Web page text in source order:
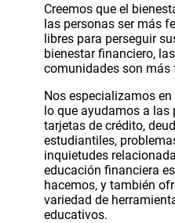
Creemos que el
las personas ser más
libres para perseguir
bienestar financiero,
comunidades son más
Nos especializamos
lo que ayudamos a las
tarjetas de crédito,
estudiantiles,
inquietudes
educación financiera
hacemos, y también
variedad de
educativos.